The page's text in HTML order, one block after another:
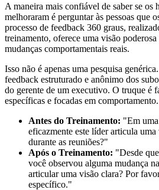
A maneira mais confiável de saber se os
melhoraram é perguntar às pessoas que
processo de feedback 360 graus,
treinamento, oferece uma visão
mudanças comportamentais reais.
Isso não é apenas uma pesquisa
feedback estruturado e anônimo dos
do gerente de um executivo. O truque é
específicas e focadas em comportamento.
Antes do Treinamento: "Em
eficazmente este líder articula
durante as reuniões?"
Após o Treinamento: "Desde
você observou alguma mudança
articular uma visão clara? Por
específico."